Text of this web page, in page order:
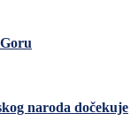
naroda dočekuje